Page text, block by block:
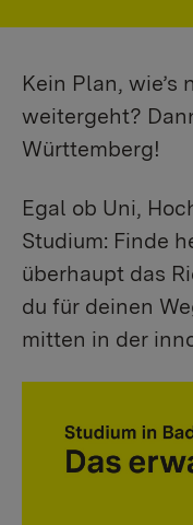
Kein Plan, wie’s
weitergeht?
Württemberg!
Egal ob Uni,
Studium: Finde
überhaupt das
du für deinen
mitten in der